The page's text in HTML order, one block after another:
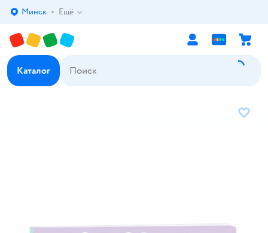
Выбор адреса доставки.
Минск Ещё
Каталог
В